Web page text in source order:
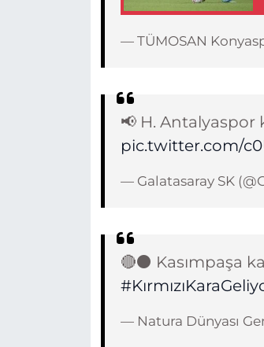
— TÜMOSAN
📢 H. Antalyaspor
pic.twitter.com/
— Galatasaray SK
🔴⚫ Kasımpaşa
— Natura Dünyası